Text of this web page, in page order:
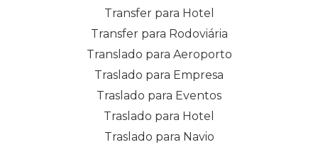
Transfer para Hotel
Transfer para Rodoviária
Translado para Aeroporto
Traslado para Empresa
Traslado para Eventos
Traslado para Hotel
Traslado para Navio